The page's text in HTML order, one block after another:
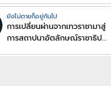
ยังไม่ตายก็อยู่กันไป
การเปลี่ยนผ่านจากเทวราชามาสู่
การสถาปนาอัตลักษณ์ราชาธิป